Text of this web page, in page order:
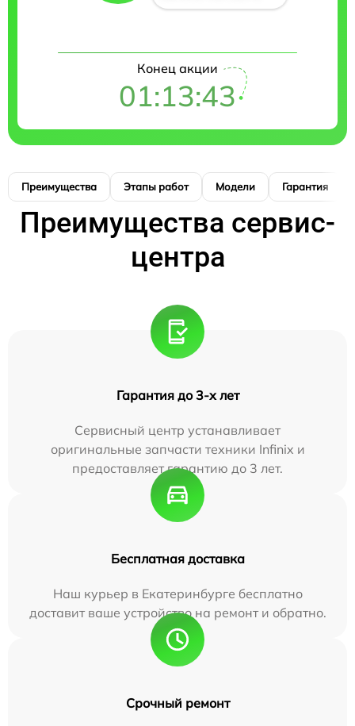
Конец акции
01:13:42
Преимущества Этапы работ Модели Гарантия
Преимущества сервис-
центра
Гарантия до 3-х лет
Сервисный центр устанавливает
оригинальные запчасти техники Infinix и
предоставляет гарантию до 3 лет.
Бесплатная доставка
Наш курьер в Екатеринбурге бесплатно
доставит ваше устройство на ремонт и обратно.
Срочный ремонт